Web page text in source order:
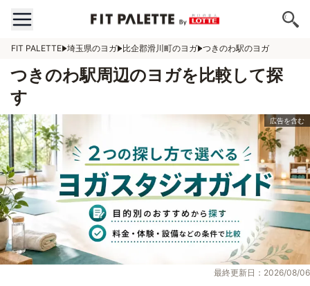
FIT PALETTE 埼玉県のヨガ 比企郡滑川町のヨガ つきのわ駅のヨガ
つきのわ駅周辺のヨガを比較して探
す
最終更新日：2026/08/06